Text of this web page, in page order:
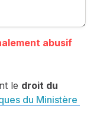
abusif
le droit du
du Ministère